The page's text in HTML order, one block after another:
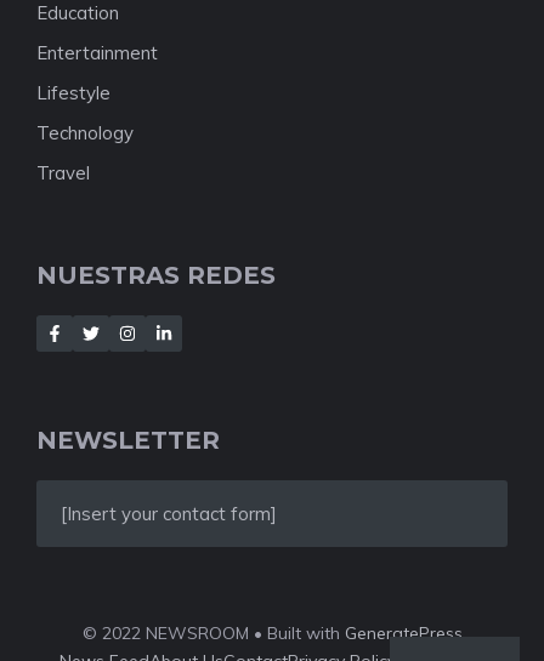
Education
Entertainment
Lifestyle
Technology
Travel
NUESTRAS REDES
NEWSLETTER
[Insert your contact form]
© 2022 NEWSROOM • Built with GeneratePress